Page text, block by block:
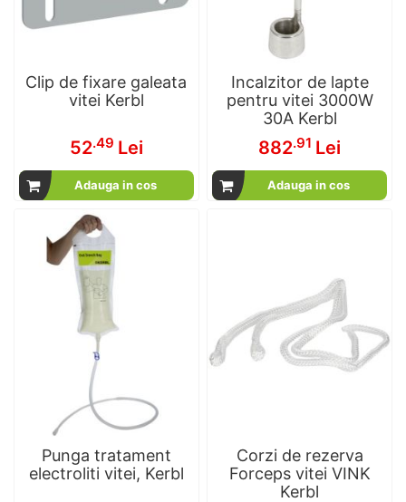
Clip de fixare galeata
vitei Kerbl
52.49 Lei
Adauga in cos
Incalzitor de lapte
pentru vitei 3000W
30A Kerbl
882.91 Lei
Adauga in cos
Punga tratament
electroliti vitei, Kerbl
Corzi de rezerva
Forceps vitei VINK
Kerbl